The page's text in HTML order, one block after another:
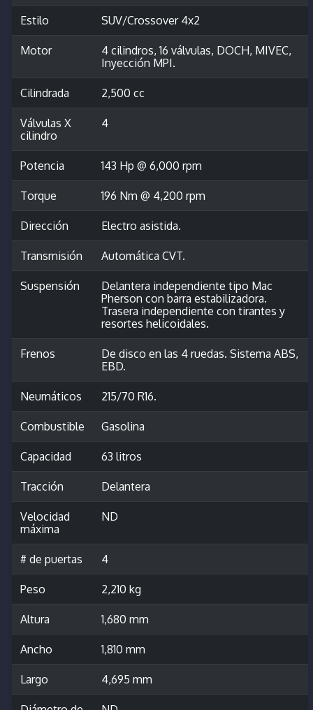
Estilo SUV/Crossover 4x2
Motor
4 cilindros, 16 válvulas, DOCH, MIVEC,
Inyección MPI.
Cilindrada 2,500 cc
Válvulas X
cilindro
4
Potencia 143 Hp @ 6,000 rpm
Torque 196 Nm @ 4,200 rpm
Dirección Electro asistida.
Transmisión Automática CVT.
Suspensión
Delantera independiente tipo Mac
Pherson con barra estabilizadora.
Trasera independiente con tirantes y
resortes helicoidales.
Frenos
De disco en las 4 ruedas. Sistema ABS,
EBD.
Neumáticos 215/70 R16.
Combustible Gasolina
Capacidad 63 litros
Tracción Delantera
Velocidad
máxima
ND
# de puertas 4
Peso 2,210 kg
Altura 1,680 mm
Ancho 1,810 mm
Largo 4,695 mm